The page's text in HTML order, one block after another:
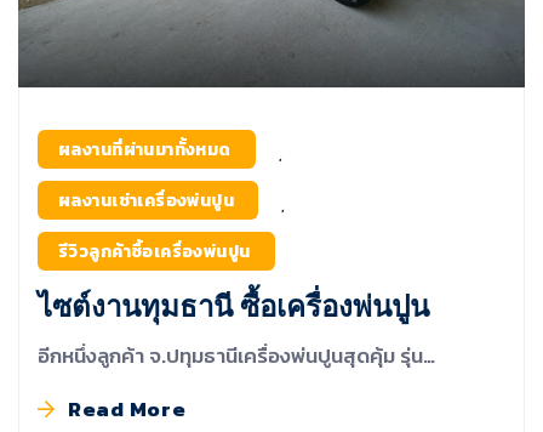
ผลงานที่ผ่านมาทั้งหมด ,
ผลงานเช่าเครื่องพ่นปูน ,
รีวิวลูกค้าซื้อเครื่องพ่นปูน
ไซต์งานทุมธานี ซื้อเครื่องพ่นปูน
อีกหนึ่งลูกค้า จ.ปทุมธานีเครื่องพ่นปูนสุดคุ้ม รุ่น…
Read More